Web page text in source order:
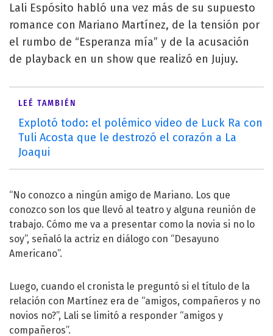
Lali Espósito habló una vez más de su supuesto
romance con Mariano Martínez, de la tensión por
el rumbo de “Esperanza mía” y de la acusación
de playback en un show que realizó en Jujuy.
LEÉ TAMBIÉN
Explotó todo: el polémico video de Luck Ra con
Tuli Acosta que le destrozó el corazón a La
Joaqui
“No conozco a ningún amigo de Mariano. Los que
conozco son los que llevó al teatro y alguna reunión de
trabajo. Cómo me va a presentar como la novia si no lo
soy”, señaló la actriz en diálogo con “Desayuno
Americano”.
Luego, cuando el cronista le preguntó si el título de la
relación con Martínez era de “amigos, compañeros y no
novios no?”, Lali se limitó a responder “amigos y
compañeros”.